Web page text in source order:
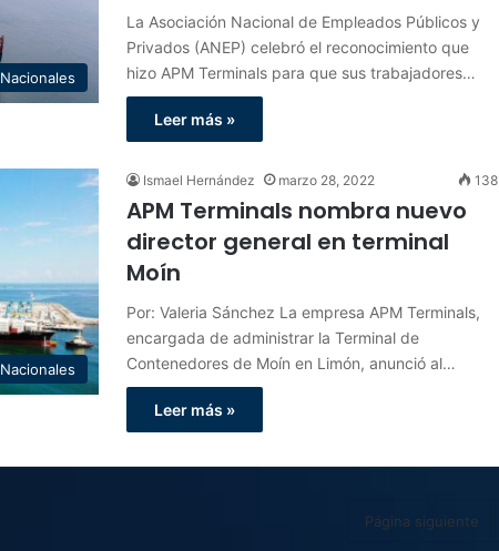
Nacionales
La Asociación Nacional de Empleados Públicos y
Privados (ANEP) celebró el reconocimiento que
hizo APM Terminals para que sus trabajadores…
Leer más »
Nacionales
Ismael Hernández marzo 28, 2022 138
APM Terminals nombra nuevo
director general en terminal
Moín
Por: Valeria Sánchez La empresa APM Terminals,
encargada de administrar la Terminal de
Contenedores de Moín en Limón, anunció al…
Leer más »
Página siguiente